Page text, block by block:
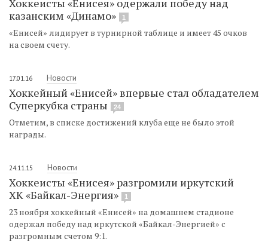
казанским «Динамо»
1
«Енисей» лидирует в турнирной таблице и имеет 45 очков
на своем счету.
17.01.16 Новости
Хоккейный «Енисей» впервые стал обладателем
Суперкубка страны
24
Отметим, в списке достижений клуба еще не было этой
награды.
24.11.15 Новости
Хоккеисты «Енисея» разгромили иркутский
ХК «Байкал-Энергия»
1
23 ноября хоккейный «Енисей» на домашнем стадионе
одержал победу над иркутской «Байкал-Энергией» с
разгромным счетом 9:1.